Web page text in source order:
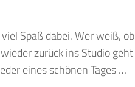
Spaß dabei. Wer weiß, ob
zurück ins Studio geht
eines schönen Tages …